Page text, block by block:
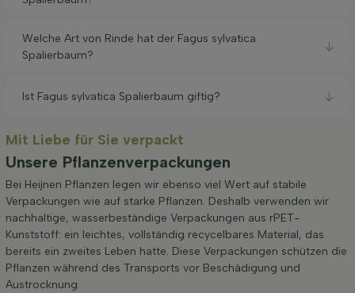
Welche Art von Rinde hat der Fagus sylvatica
Spalierbaum?
Ist Fagus sylvatica Spalierbaum giftig?
Mit Liebe für Sie verpackt
Unsere Pflanzenverpackungen
Bei Heijnen Pflanzen legen wir ebenso viel Wert auf stabile
Verpackungen wie auf starke Pflanzen. Deshalb verwenden wir
nachhaltige, wasserbeständige Verpackungen aus rPET-
Kunststoff: ein leichtes, vollständig recycelbares Material, das
bereits ein zweites Leben hatte. Diese Verpackungen schützen die
Pflanzen während des Transports vor Beschädigung und
Austrocknung.